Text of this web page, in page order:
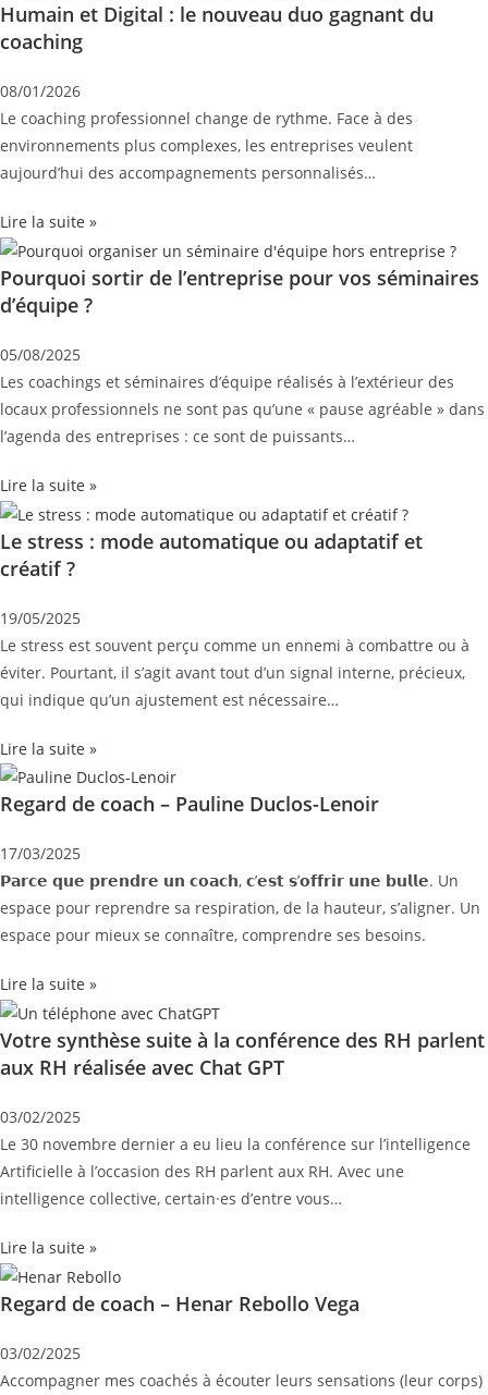
Humain et Digital : le nouveau duo gagnant du
coaching
08/01/2026
Le coaching professionnel change de rythme. Face à des
environnements plus complexes, les entreprises veulent
aujourd’hui des accompagnements personnalisés…
Lire la suite »
Pourquoi sortir de l’entreprise pour vos séminaires
d’équipe ?
05/08/2025
Les coachings et séminaires d’équipe réalisés à l’extérieur des
locaux professionnels ne sont pas qu’une « pause agréable » dans
l’agenda des entreprises : ce sont de puissants…
Lire la suite »
Le stress : mode automatique ou adaptatif et
créatif ?
19/05/2025
Le stress est souvent perçu comme un ennemi à combattre ou à
éviter. Pourtant, il s’agit avant tout d’un signal interne, précieux,
qui indique qu’un ajustement est nécessaire…
Lire la suite »
Regard de coach – Pauline Duclos-Lenoir
17/03/2025
𝗣𝗮𝗿𝗰𝗲 𝗾𝘂𝗲 𝗽𝗿𝗲𝗻𝗱𝗿𝗲 𝘂𝗻 𝗰𝗼𝗮𝗰𝗵, 𝗰’𝗲𝘀𝘁 𝘀’𝗼𝗳𝗳𝗿𝗶𝗿 𝘂𝗻𝗲 𝗯𝘂𝗹𝗹𝗲. Un
espace pour reprendre sa respiration, de la hauteur, s’aligner. Un
espace pour mieux se connaître, comprendre ses besoins.
Lire la suite »
Votre synthèse suite à la conférence des RH parlent
aux RH réalisée avec Chat GPT
03/02/2025
Le 30 novembre dernier a eu lieu la conférence sur l’intelligence
Artificielle à l’occasion des RH parlent aux RH. Avec une
intelligence collective, certain·es d’entre vous…
Lire la suite »
Regard de coach – Henar Rebollo Vega
03/02/2025
Accompagner mes coachés à écouter leurs sensations (leur corps)